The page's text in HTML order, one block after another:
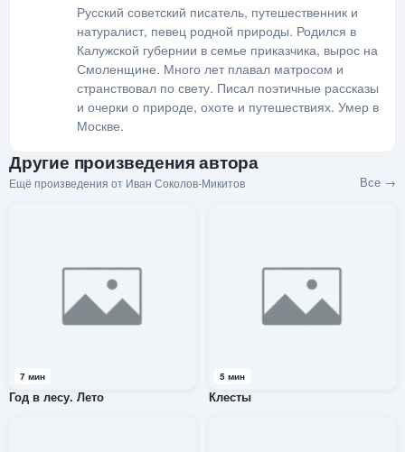
Русский советский писатель, путешественник и
натуралист, певец родной природы. Родился в
Калужской губернии в семье приказчика, вырос на
Смоленщине. Много лет плавал матросом и
странствовал по свету. Писал поэтичные рассказы
и очерки о природе, охоте и путешествиях. Умер в
Москве.
Другие произведения автора
Ещё произведения от Иван Соколов-Микитов Все →
7 мин
Год в лесу. Лето
5 мин
Клесты